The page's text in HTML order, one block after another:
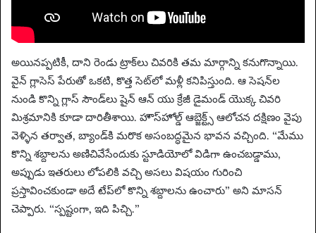
అయినప్పటికీ, దాని రెండు ట్రాక్‌లు చివరికి తమ మార్గాన్ని కనుగొన్నాయి.
వైన్ గ్లాసెస్ పేరుతో ఒకటి, కొత్త సెట్‌లో మళ్లీ కనిపిస్తుంది. ఆ సెషన్‌ల
నుండి కొన్ని గ్లాస్ సౌండ్‌లు షైన్ ఆన్ యు క్రేజీ డైమండ్ యొక్క చివరి
మిశ్రమానికి కూడా దారితీశాయి. హౌస్‌హోల్డ్ ఆబ్జెక్ట్స్ ఆలోచన దక్షిణం వైపు
వెళ్ళిన తర్వాత, బ్యాండ్‌కి మరొక అసంబద్ధమైన భావన వచ్చింది. “మేము
కొన్ని శబ్దాలను అణిచివేసేందుకు స్టూడియోలో విడిగా ఉంచబడ్డాము,
అప్పుడు ఇతరులు లోపలికి వచ్చి అసలు విషయం గురించి
ప్రస్తావించకుండా అదే టేప్‌లో కొన్ని శబ్దాలను ఉంచారు” అని మాసన్
చెప్పారు. “స్పష్టంగా, ఇది పిచ్చి.”